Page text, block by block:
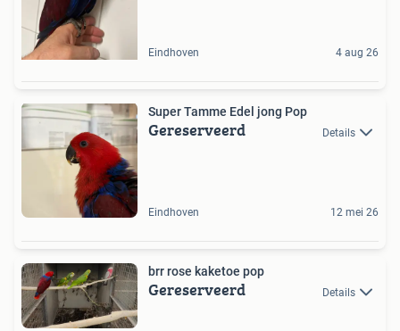
Eindhoven 4 aug 26
Super Tamme Edel jong Pop
Gereserveerd Details
Eindhoven 12 mei 26
brr rose kaketoe pop
Gereserveerd Details